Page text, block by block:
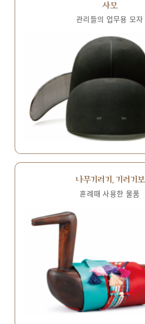
사모
관리들의 업무용 모자
나무기러기, 기러기보
혼례때 사용한 물품